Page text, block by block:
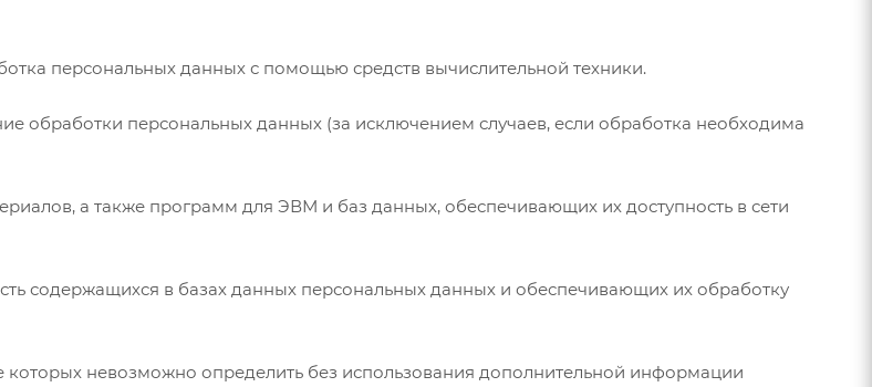
персональных данных с помощью средств вычислительной техники.
обработки персональных данных (за исключением случаев, если обработка необходима
а также программ для ЭВМ и баз данных, обеспечивающих их доступность в сети
содержащихся в базах данных персональных данных и обеспечивающих их обработку
которых невозможно определить без использования дополнительной информации